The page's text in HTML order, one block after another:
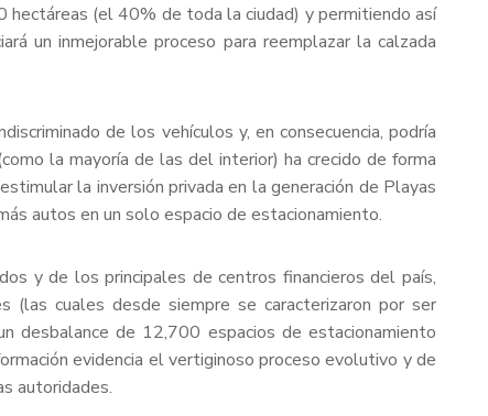
hectáreas (el 40% de toda la ciudad) y permitiendo así
un inmejorable proceso para reemplazar la calzada
de los vehículos y, en consecuencia, podría
la mayoría de las del interior) ha crecido de forma
la inversión privada en la generación de Playas
autos en un solo espacio de estacionamiento.
y de los principales de centros financieros del país,
(las cuales desde siempre se caracterizaron por ser
desbalance de 12,700 espacios de estacionamiento
evidencia el vertiginoso proceso evolutivo y de
autoridades.